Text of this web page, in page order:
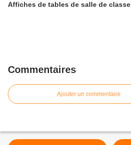
Affiches de tables de salle de classe
Commentaires
Ajouter un commentaire